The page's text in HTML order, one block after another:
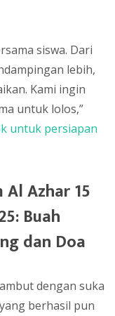
siswa. Dari
lebih,
Kami ingin
untuk lolos,”
untuk persiapan
Azhar 15
Buah
dan Doa
dengan suka
berhasil pun